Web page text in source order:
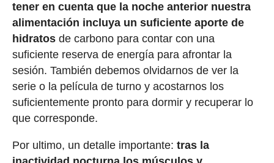
tener en cuenta que la noche anterior nuestra
alimentación incluya un suficiente aporte de
hidratosde carbono para contar con una
suficiente reserva de energía para afrontar la
sesión. También debemos olvidarnos de ver la
serie o la película de turno y acostarnos los
suficientemente pronto para dormir y recuperar lo
que corresponde.
Por ultimo, un detalle importante: tras la